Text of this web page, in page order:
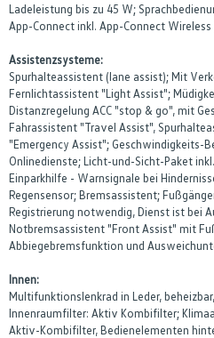
Ladeleistung bis zu 45 W;
App-Connect inkl. App-Connect
Assistenzsysteme:
Spurhalteassistent (lane assist); Mit
Fernlichtassistent "Light Assist";
Distanzregelung ACC "stop & go", mit
Fahrassistent "Travel Assist",
"Emergency Assist"; Geschwindigkeits-
Onlinedienste; Licht-und-Sicht-Paket
Einparkhilfe - Warnsignale bei
Regensensor; Bremsassistent;
Registrierung notwendig, Dienst ist bei
Notbremsassistent "Front Assist" mit
Abbiegebremsfunktion und
Innen:
Multifunktionslenkrad in Leder,
Innenraumfilter: Aktiv Kombifilter;
Aktiv-Kombifilter, Bedienelementen